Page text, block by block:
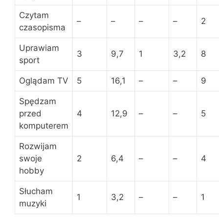
Czytam
czasopisma
– – – – 2
Uprawiam
sport
3 9,7 1 3,2 8
Oglądam TV 5 16,1 – – 9
Spędzam
przed
komputerem
4 12,9 – – 5
Rozwijam
swoje
hobby
2 6,4 – – 4
Słucham
muzyki
1 3,2 – – 1